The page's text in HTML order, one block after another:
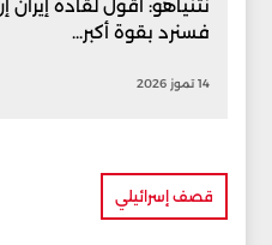
نتنياهو: أقول لقادة
فسنرد بقوة أكبر...
14 تموز 2026
قصف إسرائيلي